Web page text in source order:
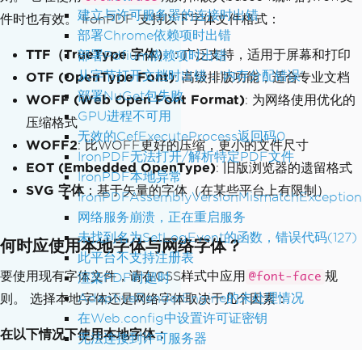
建立与许可服务器的连接时出错
部署Chrome依赖项时出错
部署Pdfium依赖项时出错
从字节打开文档时出错：'内存分配错误'
部署NuGet包失败
GPU进程不可用
无效的CefExecuteProcess返回码0
IronPDF无法打开/解析特定PDF文件
IronPDF本地异常
IronPDFAssemblyVersionMismatchException
网络服务崩溃，正在重启服务
未找到名为SetLogEvent的函数，错误代码(127)
此平台不支持注册表
渲染PDF时超时
AdaptiveRenderEngine的未处理情况
在Web.config中设置许可证密钥
无法连接到许可服务器
件时也有效。 IronPDF 支持以下字体文件格式：
TTF（TrueType 字体）：广泛支持，适用于屏幕和打印
OTF (OpenType Font): 高级排版功能，适合专业文档
WOFF (Web Open Font Format): 为网络使用优化的
压缩格式
WOFF2: 比WOFF更好的压缩，更小的文件尺寸
EOT (Embedded OpenType): 旧版浏览器的遗留格式
SVG 字体：基于矢量的字体（在某些平台上有限制）
何时应使用本地字体与网络字体？
要使用现有字体文件，请在CSS样式中应用 @font-face 规
则。 选择本地字体还是网络字体取决于几个因素：
在以下情况下使用本地字体：